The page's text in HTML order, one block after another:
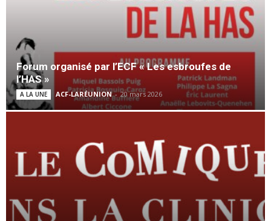
Forum organisé par l’ECF « Les esbroufes de
l’HAS »
A LA UNE ACF-LARÉUNION - 20 mars 2026